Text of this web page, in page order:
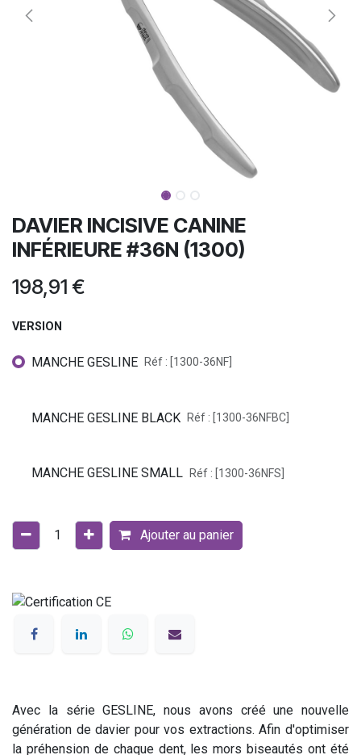
DAVIER INCISIVE CANINE
INFÉRIEURE #36N (1300)
198,91 €
VERSION
MANCHE GESLINE Réf : [1300-36NF]
MANCHE GESLINE BLACK Réf : [1300-36NFBC]
MANCHE GESLINE SMALL Réf : [1300-36NFS]
Ajouter au panier
Avec la série GESLINE, nous avons créé une nouvelle
génération de davier pour vos extractions. Afin d'optimiser
la préhension de chaque dent, les mors biseautés ont été